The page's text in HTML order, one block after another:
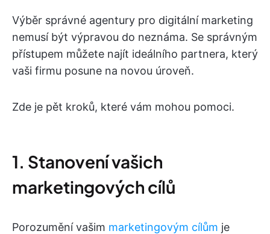
Výběr správné agentury pro digitální marketing
nemusí být výpravou do neznáma. Se správným
přístupem můžete najít ideálního partnera, který
vaši firmu posune na novou úroveň.
Zde je pět kroků, které vám mohou pomoci.
1. Stanovení vašich
marketingových cílů
Porozumění vašim marketingovým cílům je